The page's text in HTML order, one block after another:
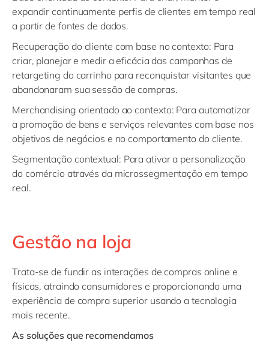
expandir continuamente perfis de clientes em tempo real
a partir de fontes de dados.
Recuperação do cliente com base no contexto: Para
criar, planejar e medir a eficácia das campanhas de
retargeting do carrinho para reconquistar visitantes que
abandonaram sua sessão de compras.
Merchandising orientado ao contexto: Para automatizar
a promoção de bens e serviços relevantes com base nos
objetivos de negócios e no comportamento do cliente.
Segmentação contextual: Para ativar a personalização
do comércio através da microssegmentação em tempo
real.
Gestão na loja
Trata-se de fundir as interações de compras online e
físicas, atraindo consumidores e proporcionando uma
experiência de compra superior usando a tecnologia
mais recente.
As soluções que recomendamos